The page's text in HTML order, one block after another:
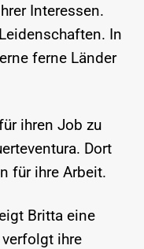
Interessen.
In
ferne Länder
ihren Job zu
Dort
für ihre Arbeit.
Britta eine
ihre